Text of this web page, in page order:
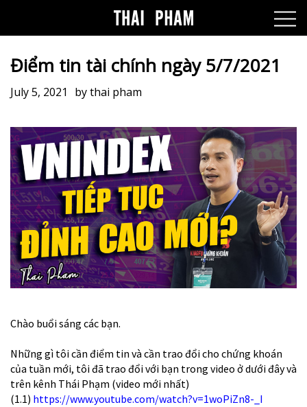
Điểm tin tài chính ngày 5/7/2021
July 5, 2021 bythai pham
Chào buổi sáng các bạn.
Những gì tôi cần điểm tin và cần trao đổi cho chứng khoán
của tuần mới, tôi đã trao đổi với bạn trong video ở dưới đây và
trên kênh Thái Phạm (video mới nhất)
(1.1) https://www.youtube.com/watch?v=1woPiZn8-_I